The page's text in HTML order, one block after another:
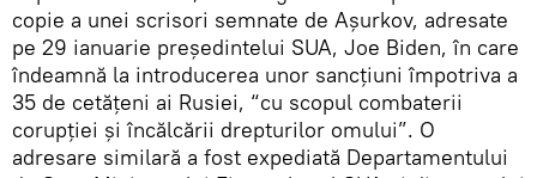
copie a unei scrisori semnate de Așurkov, adresate
pe 29 ianuarie președintelui SUA, Joe Biden, în care
îndeamnă la introducerea unor sancțiuni împotriva a
35 de cetățeni ai Rusiei, “cu scopul combaterii
corupției și încălcării drepturilor omului”. O
adresare similară a fost expediată Departamentului